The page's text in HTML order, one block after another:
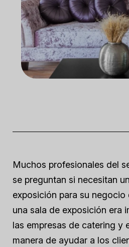
Muchos profesionales del
se preguntan si necesitan
exposición para su negocio
una sala de exposición era
las empresas de catering y
manera de ayudar a los